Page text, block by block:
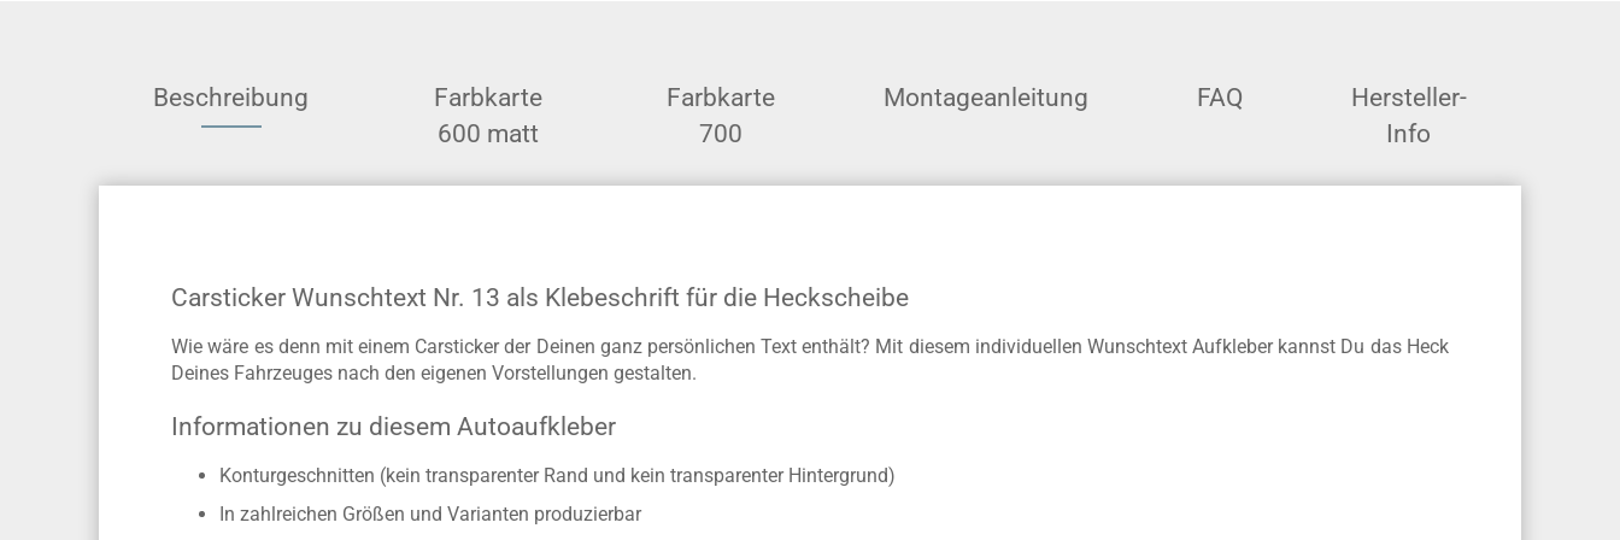
Beschreibung
Farbkarte
600 matt
Farbkarte
700
Montageanleitung FAQ
Hersteller-
Info
Carsticker Wunschtext Nr. 13 als Klebeschrift für die Heckscheibe
Wie wäre es denn mit einem Carsticker der Deinen ganz persönlichen Text enthält? Mit diesem individuellen Wunschtext Aufkleber kannst Du das Heck
Deines Fahrzeuges nach den eigenen Vorstellungen gestalten.
Informationen zu diesem Autoaufkleber
Konturgeschnitten (kein transparenter Rand und kein transparenter Hintergrund)
In zahlreichen Größen und Varianten produzierbar